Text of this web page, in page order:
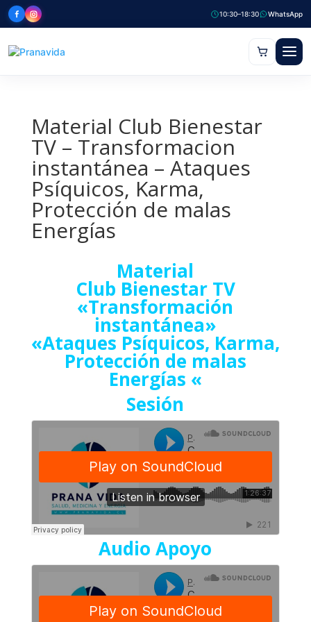
10:30–18:30 WhatsApp
Material Club Bienestar
TV – Transformacion
instantánea – Ataques
Psíquicos, Karma,
Protección de malas
Energías
Material
Club Bienestar TV
«Transformación
instantánea»
«Ataques Psíquicos, Karma,
Protección de malas
Energías «
Sesión
Audio Apoyo